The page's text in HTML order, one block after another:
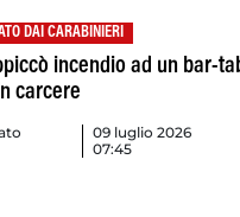
DAI CARABINIERI
incendio ad un bar-
carcere
09 luglio 2026
07:45